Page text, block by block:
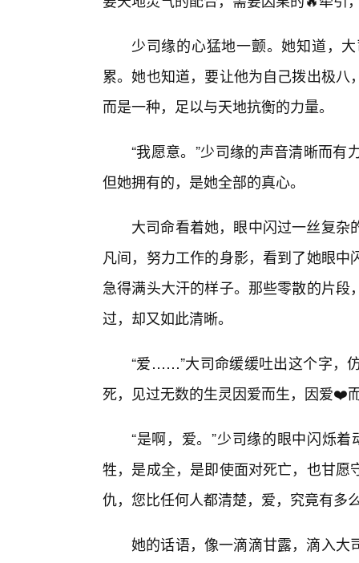
少司缘的心猛地一颤。她知道，
累。她也知道，要让他为自己拨出极
而是一种，足以与天地抗衡的力量。
“我愿意。”少司缘的声音清晰而
但她拥有的，是她全部的真心。
大司命看着她，眼中闪过一丝复
凡间，努力工作的身影，看到了她眼
急得满头大汗的样子。那些零散的片
过，却又如此清晰。
“爱……”大司命缓缓吐出这个字，
死，见过无数的生灵因爱而生，因爱❤️
“是啊，爱。”少司缘的眼中闪烁
牲，是成全，是即使面对死亡，也甘
仇，您比任何人都清楚，爱，究竟有多
她的话语，像一滴滴甘露，滴入大